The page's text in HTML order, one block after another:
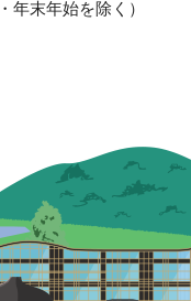
末年始を除く）